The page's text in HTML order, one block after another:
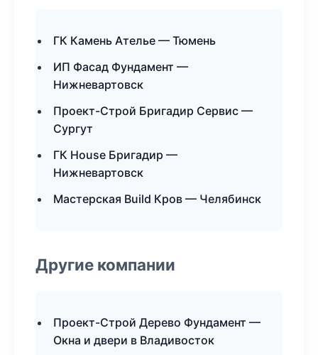
ГК Камень Ателье — Тюмень
ИП Фасад Фундамент —
Нижневартовск
Проект-Строй Бригадир Сервис —
Сургут
ГК House Бригадир —
Нижневартовск
Мастерская Build Кров — Челябинск
Другие компании
Проект-Строй Дерево Фундамент —
Окна и двери в Владивосток